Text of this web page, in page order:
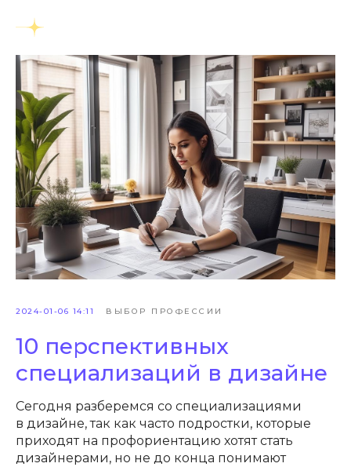
2024-01-06 14:11 ВЫБОР ПРОФЕССИИ
10 перспективных
специализаций в дизайне
Сегодня разберемся со специализациями
в дизайне, так как часто подростки, которые
приходят на профориентацию хотят стать
дизайнерами, но не до конца понимают